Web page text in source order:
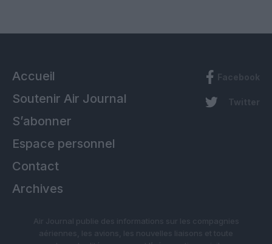
Accueil
Soutenir Air Journal
S’abonner
Espace personnel
Contact
Archives